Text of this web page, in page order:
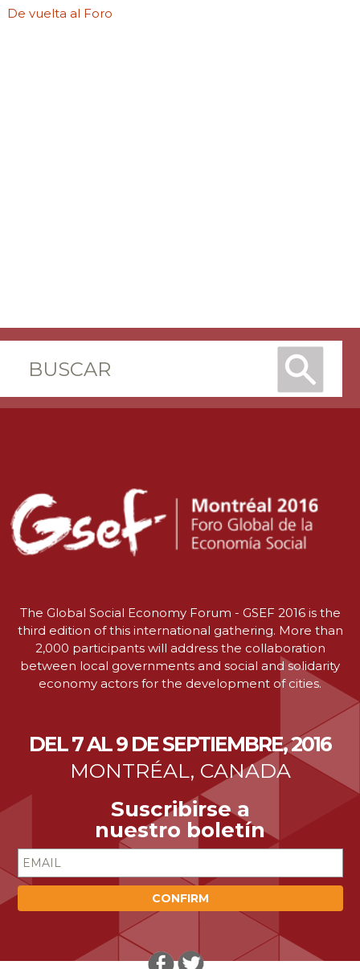
De vuelta al Foro
The Global Social Economy Forum - GSEF 2016 is the
third edition of this international gathering. More than
2,000 participants will address the collaboration
between local governments and social and solidarity
economy actors for the development of cities.
DEL 7 AL 9 DE SEPTIEMBRE, 2016
MONTRÉAL, CANADA
Suscribirse a
nuestro boletín